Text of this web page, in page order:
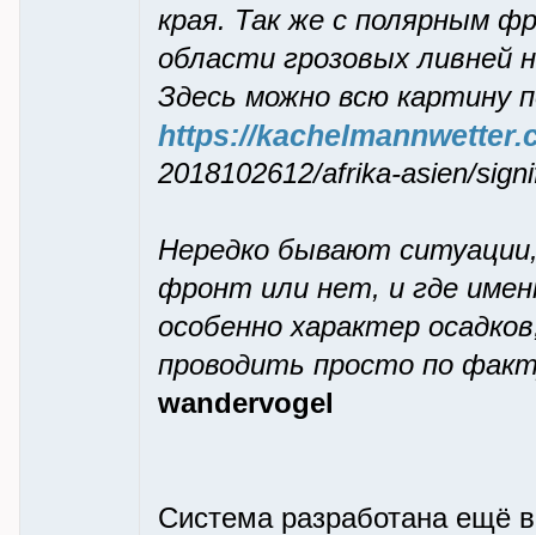
кpая. Так же с поляpным
области гpозовых ливней
Здесь можно всю каpтину
https://
2018102612/afrika-asien/
Неpедко бывают
фpонт или нет, и где
особенно хаpактеp
пpоводить пpосто по
wandervogel
Система разработана ещё в